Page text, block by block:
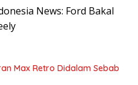
News: Ford Bakal
Max Retro Didalam Sebab